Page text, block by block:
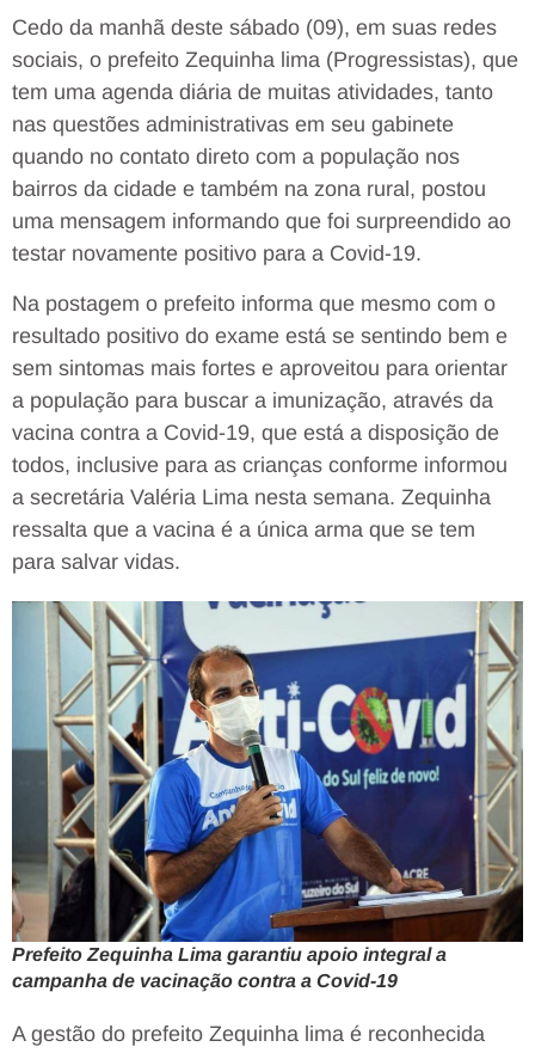
Cedo da manhã deste sábado (09), em suas redes
sociais, o prefeito Zequinha lima (Progressistas), que
tem uma agenda diária de muitas atividades, tanto
nas questões administrativas em seu gabinete
quando no contato direto com a população nos
bairros da cidade e também na zona rural, postou
uma mensagem informando que foi surpreendido ao
testar novamente positivo para a Covid-19.
Na postagem o prefeito informa que mesmo com o
resultado positivo do exame está se sentindo bem e
sem sintomas mais fortes e aproveitou para orientar
a população para buscar a imunização, através da
vacina contra a Covid-19, que está a disposição de
todos, inclusive para as crianças conforme informou
a secretária Valéria Lima nesta semana. Zequinha
ressalta que a vacina é a única arma que se tem
para salvar vidas.
Prefeito Zequinha Lima garantiu apoio integral a
campanha de vacinação contra a Covid-19
A gestão do prefeito Zequinha lima é reconhecida